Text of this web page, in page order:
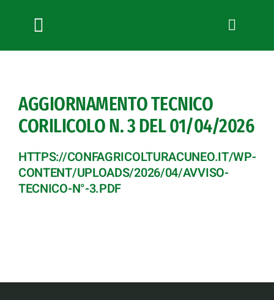
Toggle
Navigation
News
Bandi
Convenzioni
L’Agricoltore cuneese
AGGIORNAMENTO TECNICO
CORILICOLO N. 3 DEL 01/04/2026
HTTPS://CONFAGRICOLTURACUNEO.IT/WP-
CONTENT/UPLOADS/2026/04/AVVISO-
TECNICO-N°-3.PDF